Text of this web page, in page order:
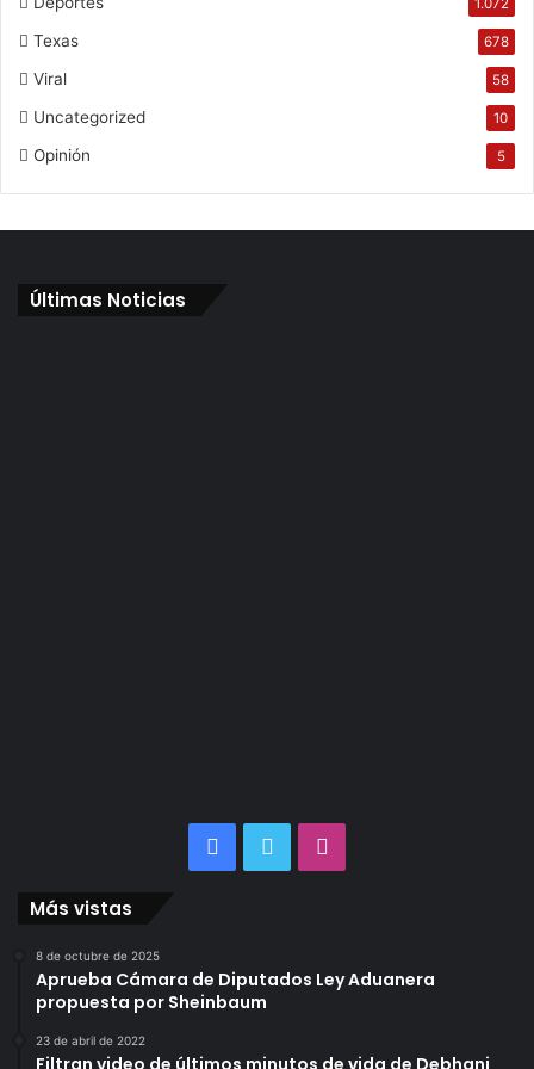
1.072
Texas 678
Viral 58
Uncategorized 10
Opinión 5
Últimas Noticias
Facebook
Twitter
Más vistas
8 de octubre de 2025
Aprueba Cámara de Diputados Ley Aduanera
propuesta por Sheinbaum
23 de abril de 2022
Filtran video de últimos minutos de vida de Debhani